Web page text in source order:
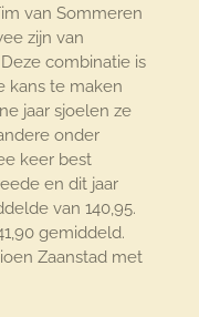
van Sommeren
zijn van
combinatie is
kans te maken
jaar sjoelen ze
onder
keer best
en dit jaar
van 140,95.
gemiddeld.
Zaanstad met